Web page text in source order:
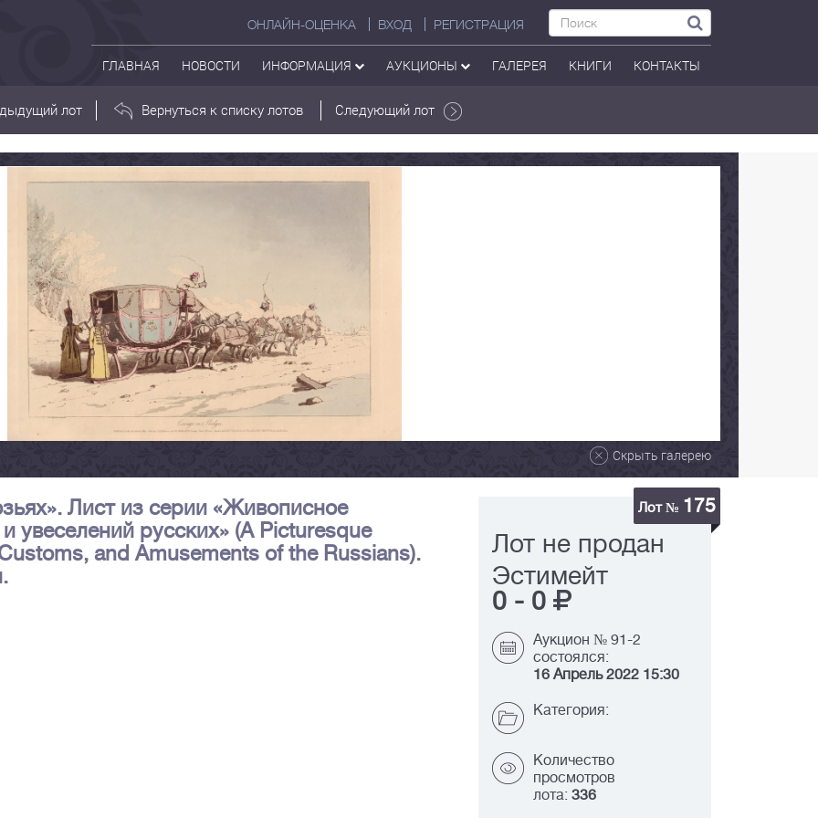
ОНЛАЙН-ОЦЕНКА ВХОД РЕГИСТРАЦИЯ
ГЛАВНАЯ НОВОСТИ ИНФОРМАЦИЯ АУКЦИОНЫ ГАЛЕРЕЯ КНИГИ КОНТАКТЫ
лот Вернуться к списку лотов Следующий лот
Скрыть галерею
Лист из серии «Живописное
увеселений русских» (A Picturesque
and Amusements of the Russians).
Лот № 175
Лот не продан
Эстимейт
0 - 0
Аукцион № 91-2
состоялся:
16 Апрель 2022 15:30
Категория:
Количество
просмотров
лота: 336